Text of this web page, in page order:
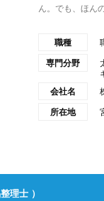
ん。でも、ほん
職種
専門分野
会社名
所在地
理士 ）